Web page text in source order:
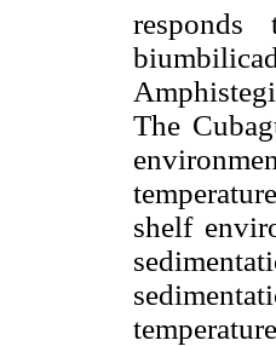
The
shelf